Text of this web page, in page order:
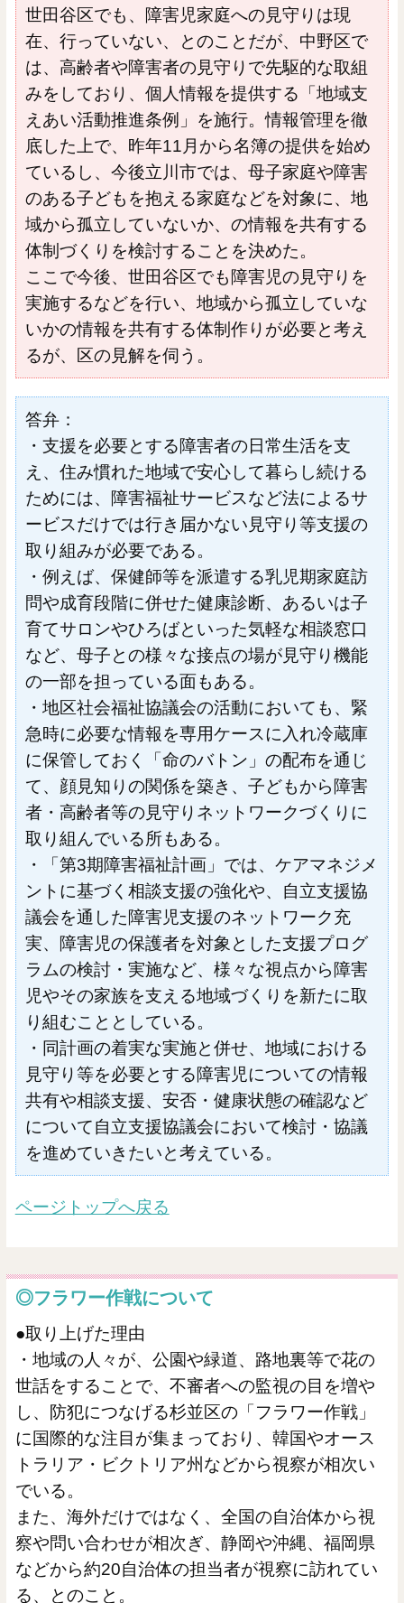
世田谷区でも、障害児家庭への見守りは現
在、行っていない、とのことだが、中野区で
は、高齢者や障害者の見守りで先駆的な取組
みをしており、個人情報を提供する「地域支
えあい活動推進条例」を施行。情報管理を徹
底した上で、昨年11月から名簿の提供を始め
ているし、今後立川市では、母子家庭や障害
のある子どもを抱える家庭などを対象に、地
域から孤立していないか、の情報を共有する
体制づくりを検討することを決めた。
ここで今後、世田谷区でも障害児の見守りを
実施するなどを行い、地域から孤立していな
いかの情報を共有する体制作りが必要と考え
るが、区の見解を伺う。
答弁：
・支援を必要とする障害者の日常生活を支
え、住み慣れた地域で安心して暮らし続ける
ためには、障害福祉サービスなど法によるサ
ービスだけでは行き届かない見守り等支援の
取り組みが必要である。
・例えば、保健師等を派遣する乳児期家庭訪
問や成育段階に併せた健康診断、あるいは子
育てサロンやひろばといった気軽な相談窓口
など、母子との様々な接点の場が見守り機能
の一部を担っている面もある。
・地区社会福祉協議会の活動においても、緊
急時に必要な情報を専用ケースに入れ冷蔵庫
に保管しておく「命のバトン」の配布を通じ
て、顔見知りの関係を築き、子どもから障害
者・高齢者等の見守りネットワークづくりに
取り組んでいる所もある。
・「第3期障害福祉計画」では、ケアマネジメ
ントに基づく相談支援の強化や、自立支援協
議会を通した障害児支援のネットワーク充
実、障害児の保護者を対象とした支援プログ
ラムの検討・実施など、様々な視点から障害
児やその家族を支える地域づくりを新たに取
り組むこととしている。
・同計画の着実な実施と併せ、地域における
見守り等を必要とする障害児についての情報
共有や相談支援、安否・健康状態の確認など
について自立支援協議会において検討・協議
を進めていきたいと考えている。
ページトップへ戻る
◎フラワー作戦について
●取り上げた理由
・地域の人々が、公園や緑道、路地裏等で花の
世話をすることで、不審者への監視の目を増や
し、防犯につなげる杉並区の「フラワー作戦」
に国際的な注目が集まっており、韓国やオース
トラリア・ビクトリア州などから視察が相次い
でいる。
また、海外だけではなく、全国の自治体から視
察や問い合わせが相次ぎ、静岡や沖縄、福岡県
などから約20自治体の担当者が視察に訪れてい
る、とのこと。